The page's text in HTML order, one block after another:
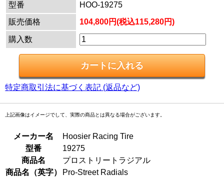
型番
HOO-19275
販売価格
104,800円(税込115,280円)
購入数
特定商取引法に基づく表記 (返品など)
上記画像はイメージでして、実際の商品とは異なる場合がございます。
メーカー名
Hoosier Racing Tire
型番
19275
商品名
プロストリートラジアル
商品名（英字）
Pro-Street Radials